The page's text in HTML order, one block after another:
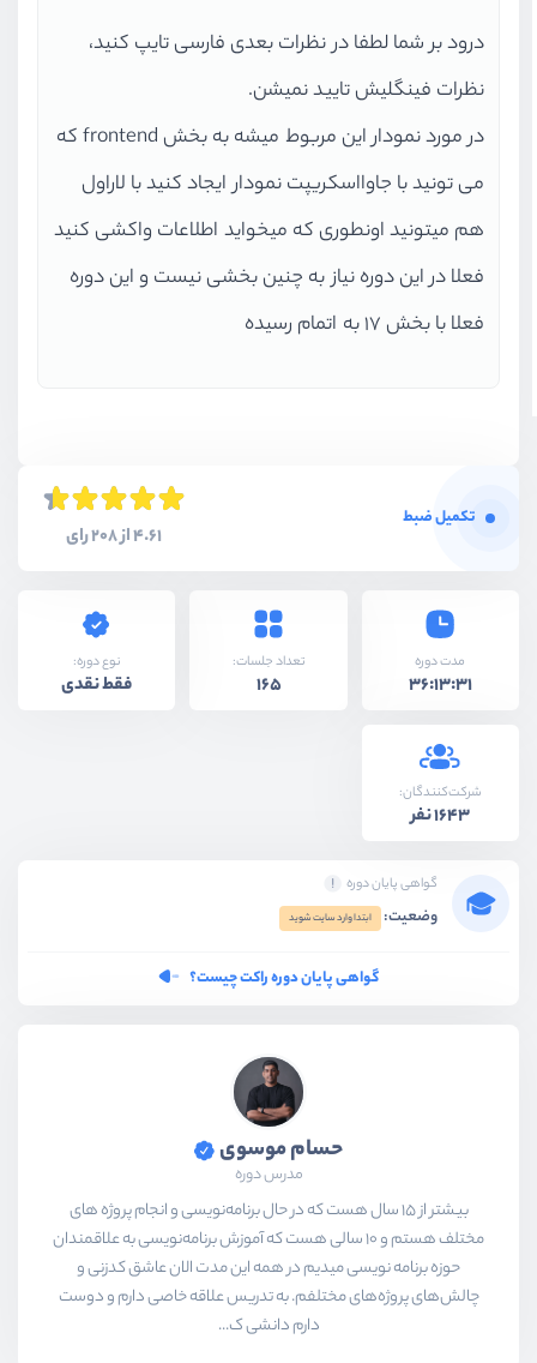
درود بر شما لطفا در نظرات بعدی فارسی تایپ کنید،
نظرات فینگلیش تایید نمیشن.
در مورد نمودار این مربوط میشه به بخش frontend که
می تونید با جاوااسکریپت نمودار ایجاد کنید با لاراول
هم میتونید اونطوری که میخواید اطلاعات واکشی کنید
فعلا در این دوره نیاز به چنین بخشی نیست و این دوره
فعلا با بخش 17 به اتمام رسیده
تکمیل ضبط
4.61 از 208 رای
مدت دوره
36:13:31
تعداد جلسات:
165
نوع دوره:
فقط نقدی
شرکت‌کنندگان:
1643 نفر
گواهی پایان دوره
وضعیت: ابتدا وارد سایت شوید
گواهی پایان دوره راکت چیست؟
حسام موسوی
مدرس دوره
بیشتر از ۱۵ سال هست که در حال برنامه‌نویسی و انجام پروژه های
مختلف هستم و ۱۰ سالی هست که آموزش برنامه‌نویسی به علاقمندان
حوزه برنامه نویسی میدیم در همه این مدت الان عاشق کدزنی و
چالش‌های پروژه‌های مختلفم. به تدریس علاقه خاصی دارم و دوست
دارم دانشی ک...